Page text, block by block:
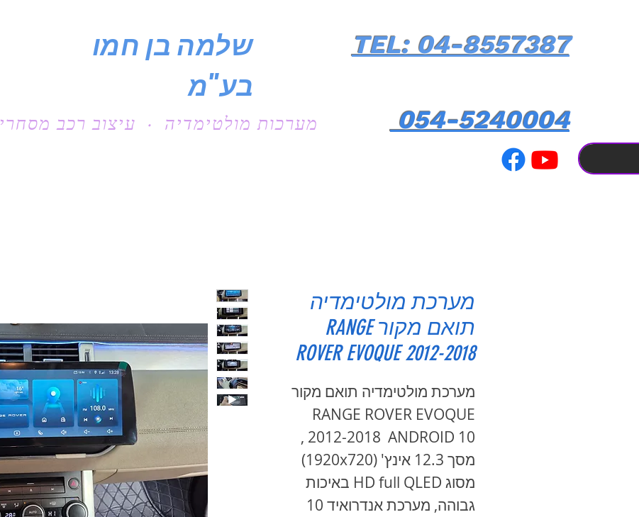
שלמה בן חמו
בע"מ
מערכות מולטימדיה · עיצוב רכב מסחרי
TEL: 04-8557387
054-5240004
מערכת מולטימדיה
תואם מקור RANGE
ROVER EVOQUE 2012-2018
מערכת מולטימדיה תואם מקור
RANGE ROVER EVOQUE
2012-2018 ANDROID 10 ,
מסך 12.3 אינץ' (1920x720)
מסוג HD full QLED באיכות
גבוהה, מערכת אנדרואיד 10